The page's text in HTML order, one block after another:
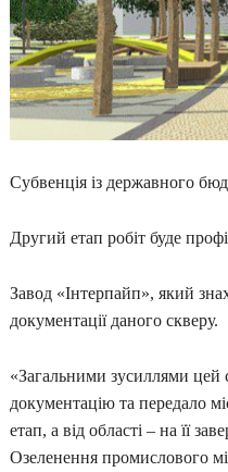
Субвенція із державного
Другий етап робіт буде
Завод «Інтерпайп», який
документації даного скверу.
«Загальними зусиллями цей
документацію та передало
етап, а від області – на її
Озеленення промислового